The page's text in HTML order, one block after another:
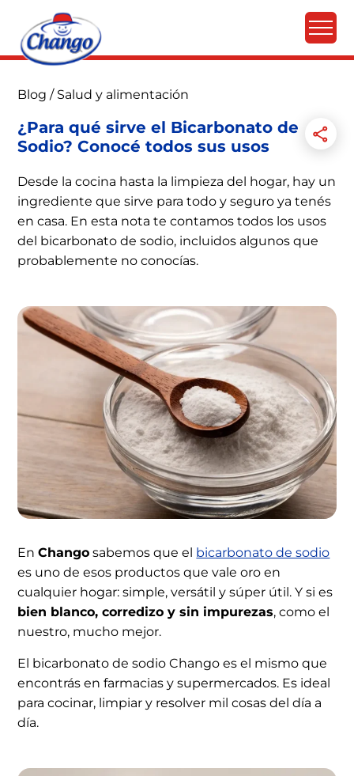
Blog/ Salud y alimentación
¿Para qué sirve el Bicarbonato de
Sodio? Conocé todos sus usos
Desde la cocina hasta la limpieza del hogar, hay un
ingrediente que sirve para todo y seguro ya tenés
en casa. En esta nota te contamos todos los usos
del bicarbonato de sodio, incluidos algunos que
probablemente no conocías.
EnChango sabemos que el bicarbonato de sodio
es uno de esos productos que vale oro en
cualquier hogar: simple, versátil y súper útil. Y si es
bien blanco, corredizo y sin impurezas, como el
nuestro, mucho mejor.
El bicarbonato de sodio Chango es el mismo que
encontrás en farmacias y supermercados. Es ideal
para cocinar, limpiar y resolver mil cosas del día a
día.